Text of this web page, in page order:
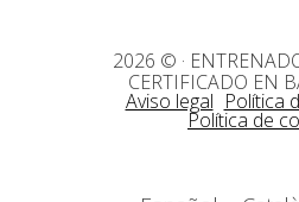
2026 © ·
CERTIFICADO EN
Aviso legal Política
Política de